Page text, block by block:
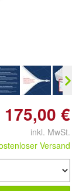
175,00 €
inkl. MwSt.
Versand